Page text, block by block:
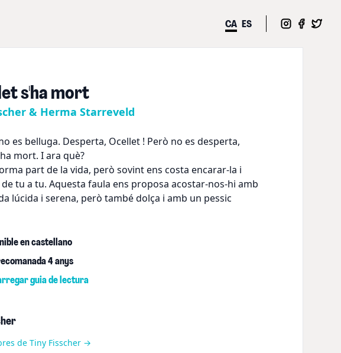
CA ES
s'ha mort
& Herma Starreveld
es belluga. Desperta, Ocellet ! Però no es desperta,
mort. I ara què?
part de la vida, però sovint ens costa encarar-la i
tu a tu. Aquesta faula ens proposa acostar-nos-hi amb
lúcida i serena, però també dolça i amb un pessic
en castellano
4 anys
guia de lectura
de Tiny Fisscher →